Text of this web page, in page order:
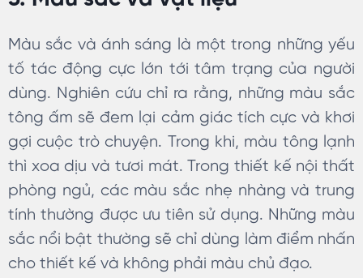
Màu sắc và ánh sáng là một trong những yếu
tố tác động cực lớn tới tâm trạng của người
dùng. Nghiên cứu chỉ ra rằng, những màu sắc
tông ấm sẽ đem lại cảm giác tích cực và khơi
gợi cuộc trò chuyện. Trong khi, màu tông lạnh
thì xoa dịu và tươi mát. Trong thiết kế nội thất
phòng ngủ, các màu sắc nhẹ nhàng và trung
tính thường được ưu tiên sử dụng. Những màu
sắc nổi bật thường sẽ chỉ dùng làm điểm nhấn
cho thiết kế và không phải màu chủ đạo.